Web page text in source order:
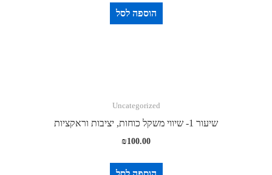
הוספה לסל
Uncategorized
שיעור 1- שיווי משקל כוחות, יציבות וראקציות
₪100.00